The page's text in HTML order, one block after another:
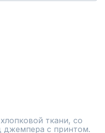
ткани, со
с принтом.